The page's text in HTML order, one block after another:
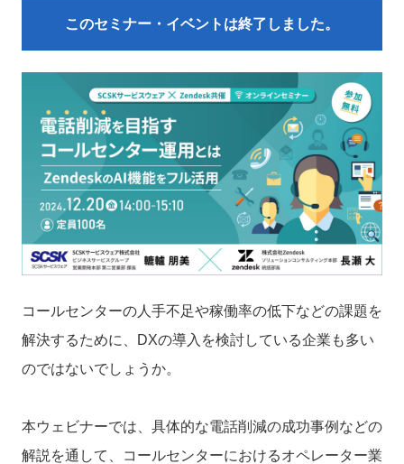
このセミナー・イベントは終了しました。
コールセンターの人手不足や稼働率の低下などの課題を
解決するために、DXの導入を検討している企業も多い
のではないでしょうか。
本ウェビナーでは、具体的な電話削減の成功事例などの
解説を通して、コールセンターにおけるオペレーター業